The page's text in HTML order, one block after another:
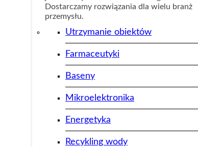
Dostarczamy rozwiązania dla wielu branż
przemysłu.
Utrzymanie obiektów
Farmaceutyki
Baseny
Mikroelektronika
Energetyka
Recykling wody